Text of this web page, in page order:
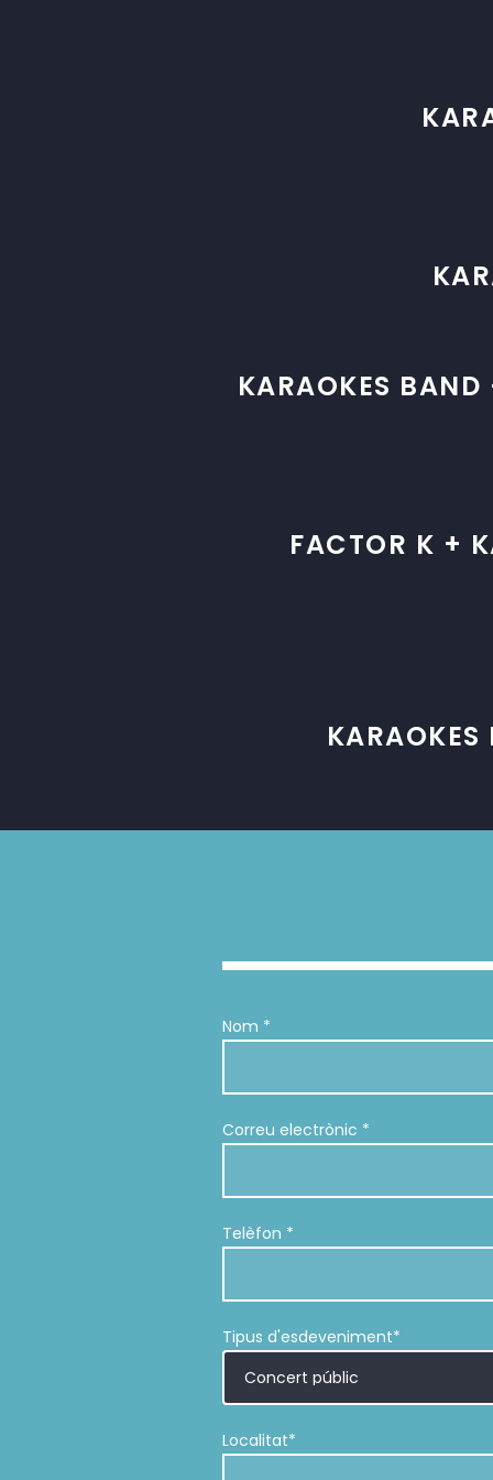
KARAOKES
FACTOR K +
KARAOKES
Nom *
Correu electrònic *
Telèfon *
Tipus d'esdeveniment*
Localitat*